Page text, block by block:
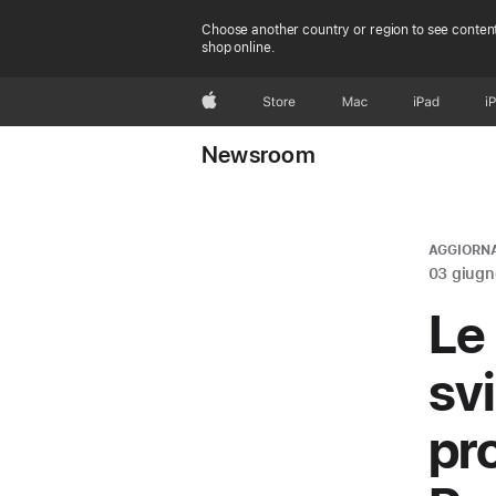
Choose another country or region to see
shop online.
AppleStore Mac iPad
Newsroom
03